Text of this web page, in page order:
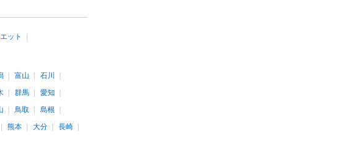
ット
富山
石川
群馬
愛知
鳥取
島根
熊本 大分
長崎